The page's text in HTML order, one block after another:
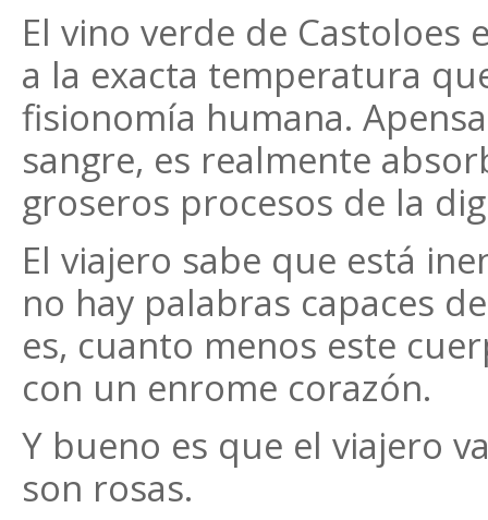
El vino verde de Castoloes
a la exacta temperatura
fisionomía humana.
sangre, es realmente
groseros procesos de la
El viajero sabe que está
no hay palabras capaces
es, cuanto menos este
con un enrome corazón.
Y bueno es que el viajero
son rosas.